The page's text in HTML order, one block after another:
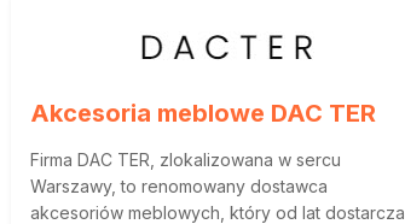
Akcesoria meblowe DAC TER
Firma DAC TER, zlokalizowana w sercu
Warszawy, to renomowany dostawca
akcesoriów meblowych, który od lat dostarcza